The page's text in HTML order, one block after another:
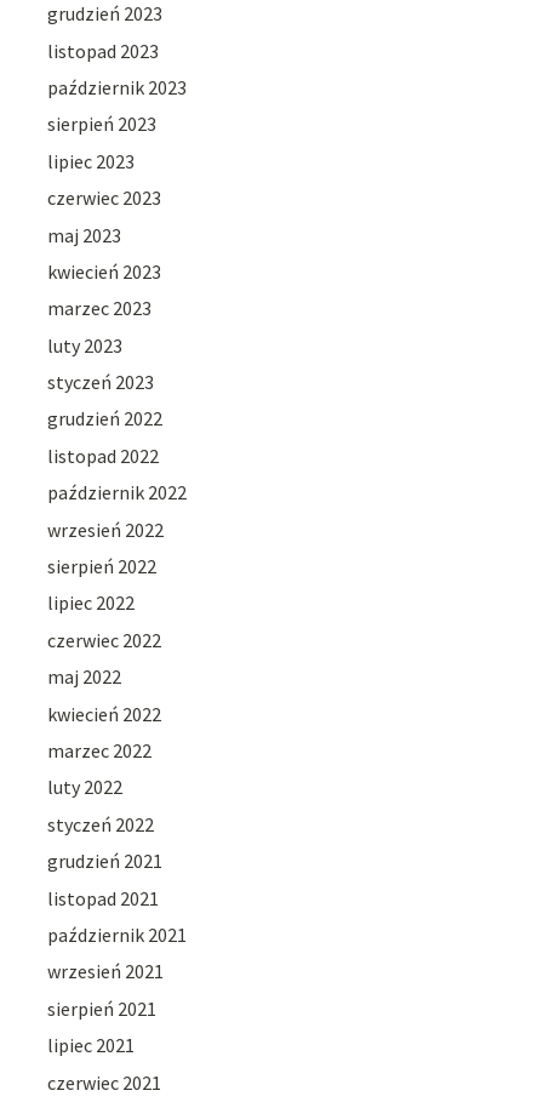
grudzień 2023
listopad 2023
październik 2023
sierpień 2023
lipiec 2023
czerwiec 2023
maj 2023
kwiecień 2023
marzec 2023
luty 2023
styczeń 2023
grudzień 2022
listopad 2022
październik 2022
wrzesień 2022
sierpień 2022
lipiec 2022
czerwiec 2022
maj 2022
kwiecień 2022
marzec 2022
luty 2022
styczeń 2022
grudzień 2021
listopad 2021
październik 2021
wrzesień 2021
sierpień 2021
lipiec 2021
czerwiec 2021